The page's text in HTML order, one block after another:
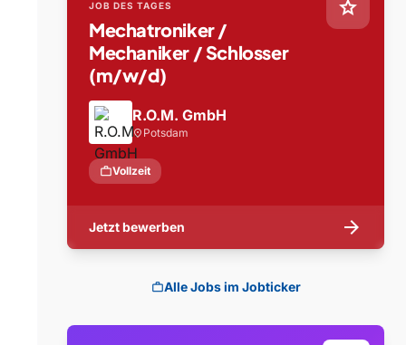
star
JOB DES TAGES
Mechatroniker /
Mechaniker / Schlosser
(m/w/d)
R.O.M. GmbH
location_on Potsdam
workVollzeit
Jetzt bewerben arrow_forward
workAlle Jobs im Jobticker